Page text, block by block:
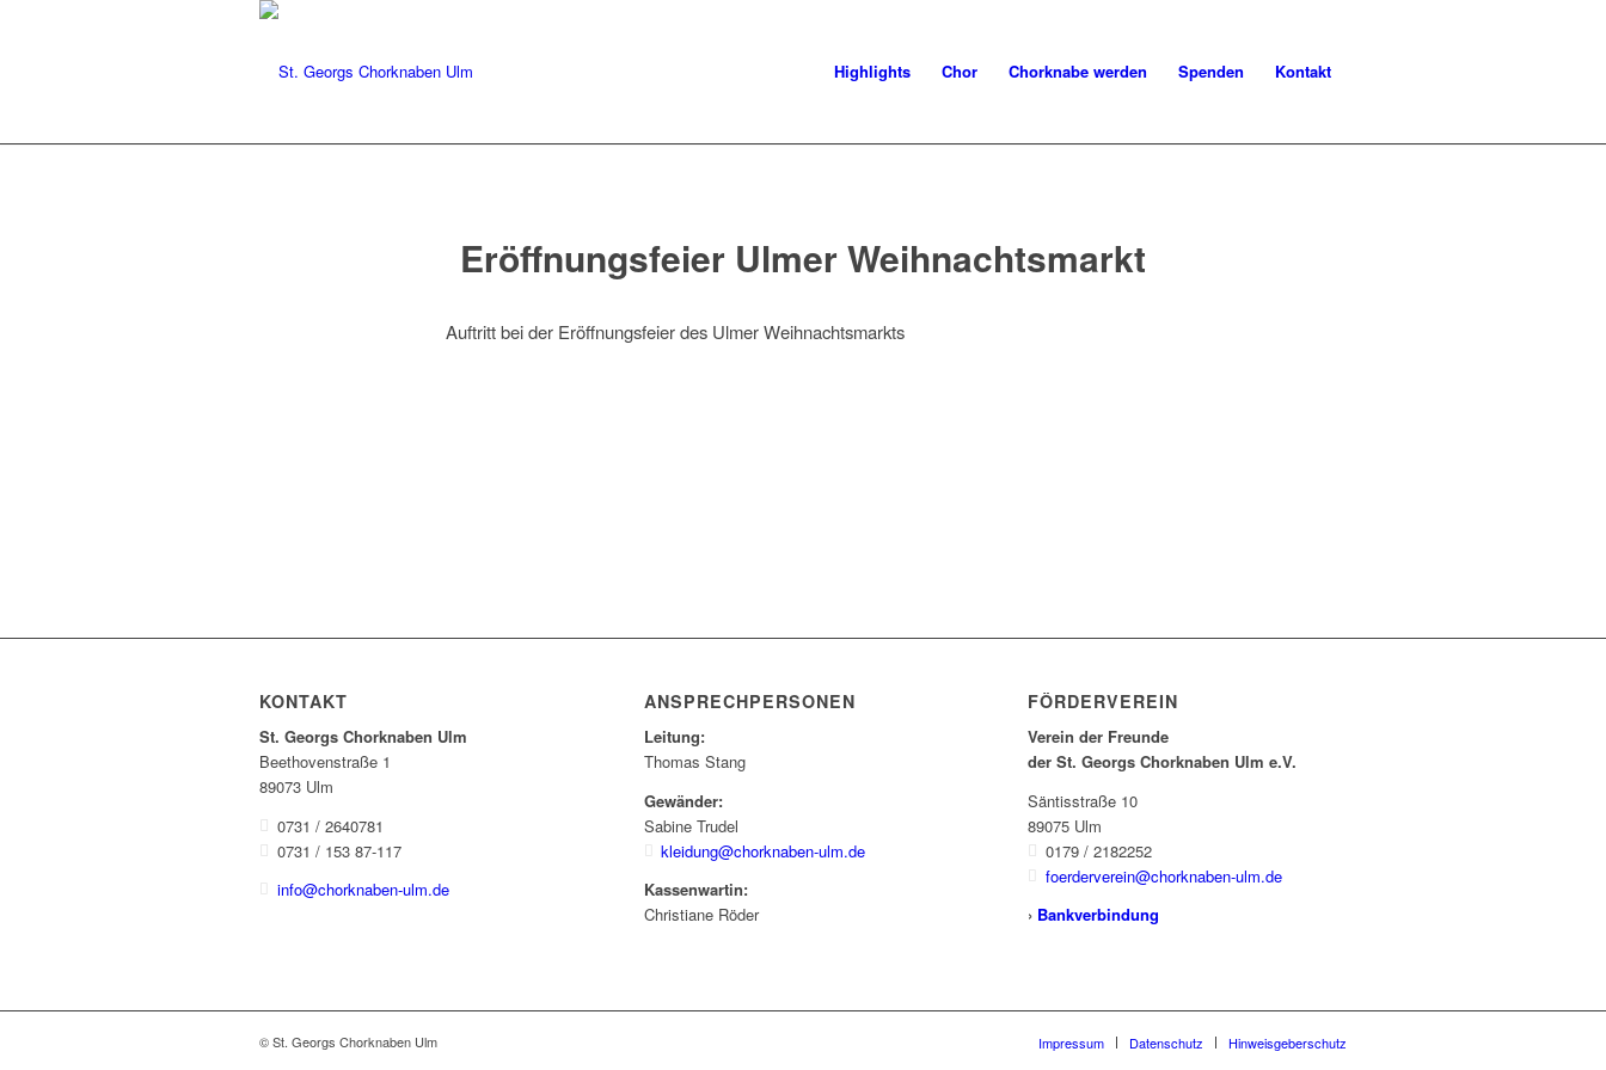
Highlights Chor Chorknabe werden Spenden Kontakt
Eröffnungsfeier Ulmer Weihnachtsmarkt
Auftritt bei der Eröffnungsfeier des Ulmer Weihnachtsmarkts
KONTAKT
St. Georgs Chorknaben Ulm
Beethovenstraße 1
89073 Ulm
0731 / 2640781
0731 / 153 87-117
info@chorknaben-ulm.de
ANSPRECHPERSONEN
Leitung:
Thomas Stang
Gewänder:
Sabine Trudel
kleidung@chorknaben-ulm.de
Kassenwartin:
Christiane Röder
FÖRDERVEREIN
Verein der Freunde
der St. Georgs Chorknaben Ulm e.V.
Säntisstraße 10
89075 Ulm
0179 / 2182252
foerderverein@chorknaben-ulm.de
› Bankverbindung
© St. Georgs Chorknaben Ulm Impressum Datenschutz Hinweisgeberschutz